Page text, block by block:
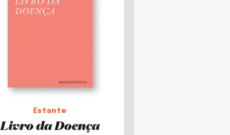
Estante
Livro da Doença